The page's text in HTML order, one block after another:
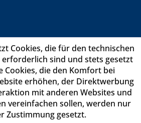
Cookies, die für den technischen
sind und stets gesetzt
Cookies, die den Komfort bei
erhöhen, der Direktwerbung
mit anderen Websites und
vereinfachen sollen, werden nur
Zustimmung gesetzt.